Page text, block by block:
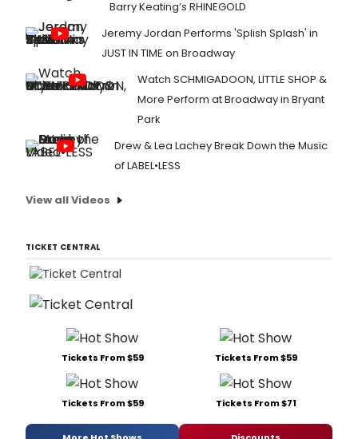
Barry Keating’s RHINEGOLD
Jeremy Jordan Performs 'Splish Splash' in
JUST IN TIME on Broadway
Watch SCHMIGADOON, LITTLE SHOP &
More Perform at Broadway in Bryant
Park
Drew & Lea Lachey Break Down the Music
of LABEL•LESS
View all Videos
TICKET CENTRAL
Tickets From $59 Tickets From $59
Tickets From $59 Tickets From $71